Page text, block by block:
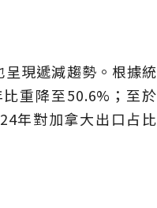
現遞減趨勢。根據統
重降至50.6%；至於
年對加拿大出口占比